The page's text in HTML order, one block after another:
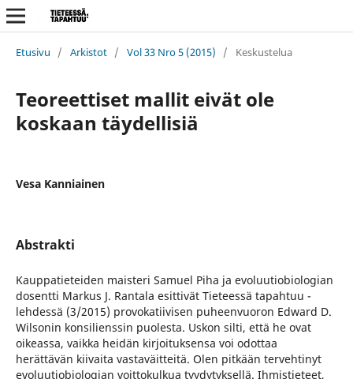
Etusivu / Arkistot / Vol 33 Nro 5 (2015) / Keskustelua
Teoreettiset mallit eivät ole
koskaan täydellisiä
Vesa Kanniainen
Abstrakti
Kauppatieteiden maisteri Samuel Piha ja evoluutiobiologian
dosentti Markus J. Rantala esittivät Tieteessä tapahtuu -
lehdessä (3/2015) provokatiivisen puheenvuoron Edward D.
Wilsonin konsilienssin puolesta. Uskon silti, että he ovat
oikeassa, vaikka heidän kirjoituksensa voi odottaa
herättävän kiivaita vastaväitteitä. Olen pitkään tervehtinyt
evoluutiobiologian voittokulkua tyydytyksellä. Ihmistieteet,